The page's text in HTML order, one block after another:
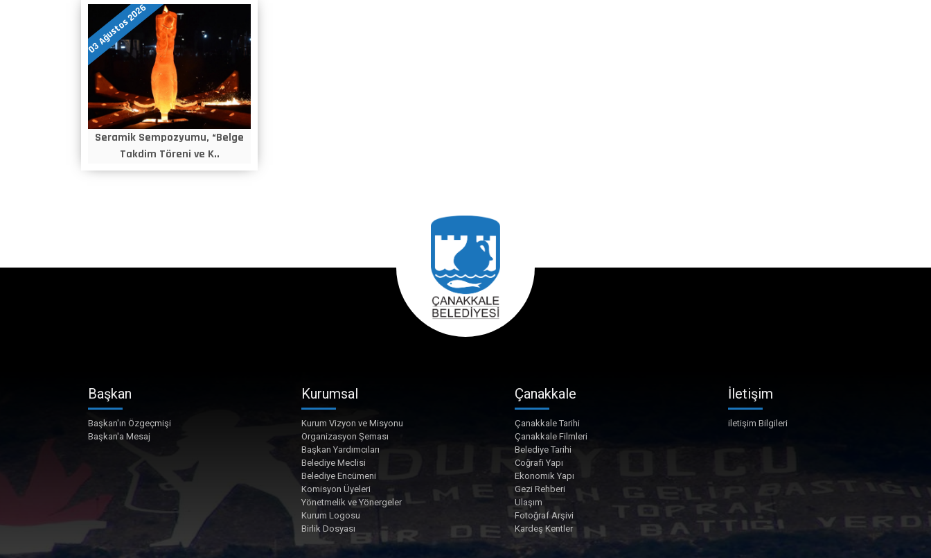
03 Ağustos 2026
Seramik Sempozyumu, “Belge
Takdim Töreni ve K..
Başkan
Başkan'ın Özgeçmişi
Başkan'a Mesaj
Kurumsal
Kurum Vizyon ve Misyonu
Organizasyon Şeması
Başkan Yardımcıları
Belediye Meclisi
Belediye Encümeni
Komisyon Üyeleri
Yönetmelik ve Yönergeler
Kurum Logosu
Birlik Dosyası
Çanakkale
Çanakkale Tarihi
Çanakkale Filmleri
Belediye Tarihi
Coğrafi Yapı
Ekonomik Yapı
Gezi Rehberi
Ulaşım
Fotoğraf Arşivi
Kardeş Kentler
İletişim
iletişim Bilgileri